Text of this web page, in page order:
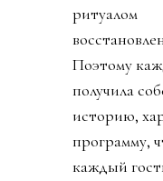
ритуалом
Поэтому
получила
историю,
программу,
каждый